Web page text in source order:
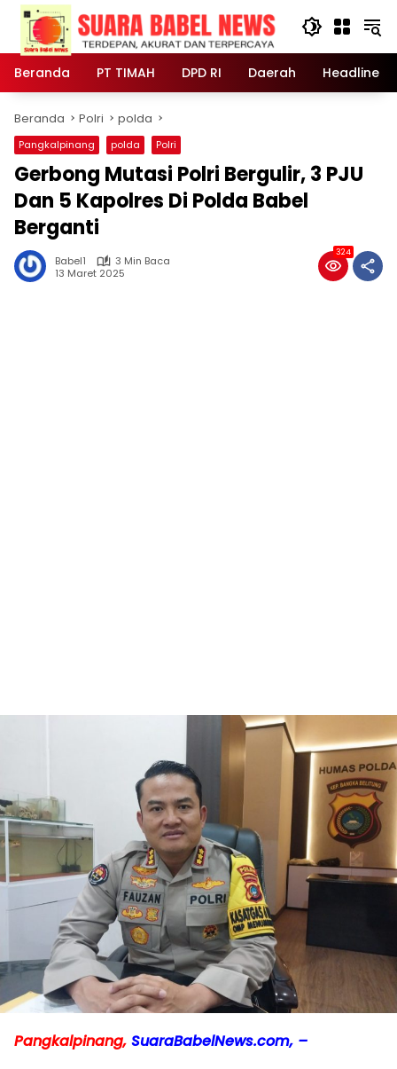
Langsung
konten
Beranda
PT TIMAH DPD RI Daerah Headline
Beranda Polri polda
Pangkalpinang polda Polri
Gerbong Mutasi Polri Bergulir, 3 PJU
Dan 5 Kapolres Di Polda Babel
Berganti
Babel1
3 Min Baca
13 Maret 2025
324
Pangkalpinang, SuaraBabelNews.com, –